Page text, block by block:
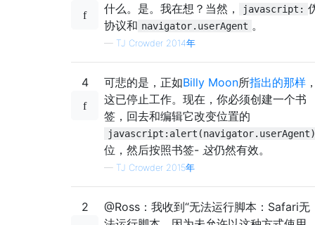
什么。是。我在想？当然， javascript:
协议和 navigator.userAgent 。
— TJ Crowder 2014年
4 可悲的是，正如Billy Moon所指出的那样
这已停止工作。现在，你必须创建一个书
签，回去和编辑它改变位置的
javascript:alert(navigator.userAgent)
位，然后按照书签- 这仍然有效。
— TJ Crowder 2015年
2
@Ross：我收到“无法运行脚本：Safari无